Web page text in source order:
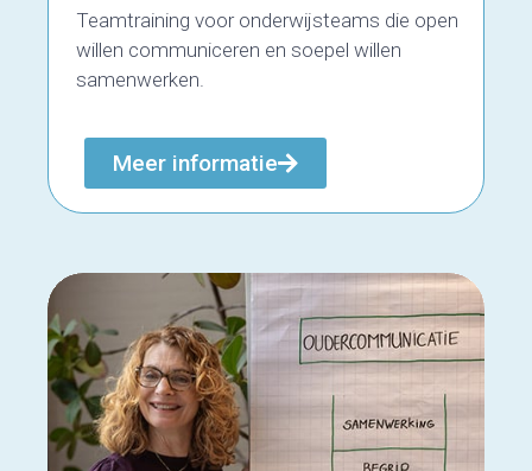
Teamtraining voor onderwijsteams die open
willen communiceren en soepel willen
samenwerken.
Meer informatie